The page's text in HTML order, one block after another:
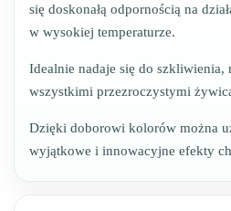
się doskonałą odpornością na
w wysokiej temperaturze.
Idealnie nadaje się do szkliwienia,
wszystkimi przezroczystymi
Dzięki doborowi kolorów można
wyjątkowe i innowacyjne efekty